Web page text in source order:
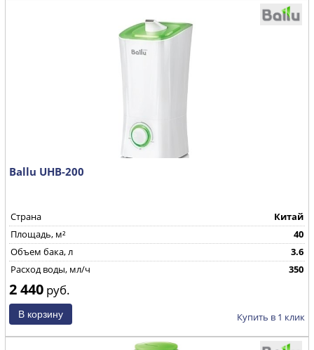
Ballu UHB-200
Страна
Китай
Площадь, м²
40
Объем бака, л
3.6
Расход воды, мл/ч
350
2 440 руб.
Купить в 1 клик